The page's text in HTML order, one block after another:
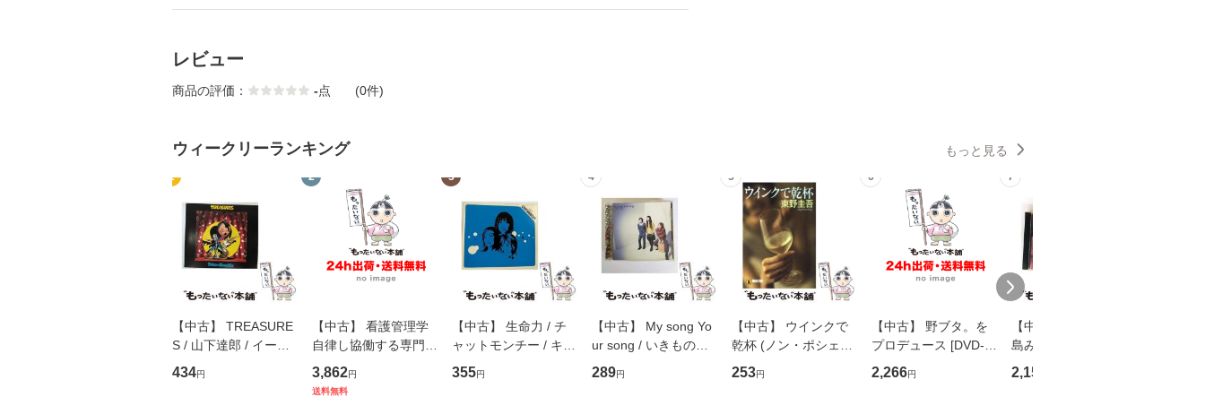
レビュー
商品の評価： -点 (0件)
ウィークリーランキング もっと見る
1
【中古】 TREASURE
S / 山下達郎 / イース
トウエスト・ジャパン
[CD]【メール便送料無
434円
2
【中古】 看護管理学
自律し協働する専門職
の看護マネジメントス
キル 改訂第3版 (看護
3,862円
送料無料
3
【中古】 生命力 / チ
ャットモンチー / キュ
ーンレコード [CD]
【メール便送料無料】
355円
4
【中古】 My song Yo
ur song / いきものが
かり / [CD]【メール便
送料無料】
289円
5
【中古】 ウインクで
乾杯 (ノン・ポシェッ
ト) / 東野圭吾 / 祥伝
社 [文庫]【メール便送
253円
6
【中古】 野ブタ。を
プロデュース [DVD-B
OX] / バップ [DVD]
【メール便送料無料】
2,266円
7
【中古】 寒水魚 / 中
島みゆき / [CD]【メー
ル便送料無料】
2,150